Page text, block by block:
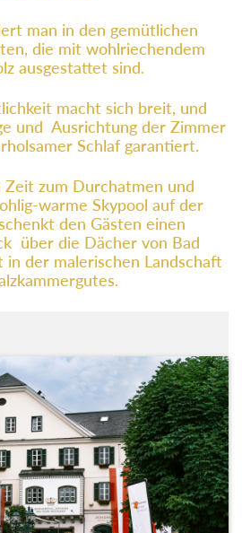
man in den gemütlichen
die mit wohlriechendem
ausgestattet sind.
macht sich breit, und
und Ausrichtung der Zimmer
Schlaf garantiert.
zum Durchatmen und
warme Skypool auf der
den Gästen einen
über die Dächer von Bad
in der malerischen Landschaft